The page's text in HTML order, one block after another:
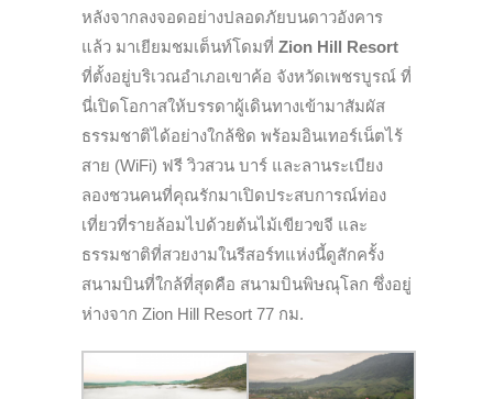
หลังจากลงจอดอย่างปลอดภัยบนดาวอังคาร
แล้ว มาเยียมชมเต็นท์โดมที่ Zion Hill Resort
ที่ตั้งอยู่บริเวณอำเภอเขาค้อ จังหวัดเพชรบูรณ์ ที่
นี่เปิดโอกาสให้บรรดาผู้เดินทางเข้ามาสัมผัส
ธรรมชาติได้อย่างใกล้ชิด พร้อมอินเทอร์เน็ตไร้
สาย (WiFi) ฟรี วิวสวน บาร์ และลานระเบียง
ลองชวนคนที่คุณรักมาเปิดประสบการณ์ท่อง
เที่ยวที่รายล้อมไปด้วยต้นไม้เขียวขจี และ
ธรรมชาติที่สวยงามในรีสอร์ทแห่งนี้ดูสักครั้ง
สนามบินที่ใกล้ที่สุดคือ สนามบินพิษณุโลก ซึ่งอยู่
ห่างจาก Zion Hill Resort 77 กม.